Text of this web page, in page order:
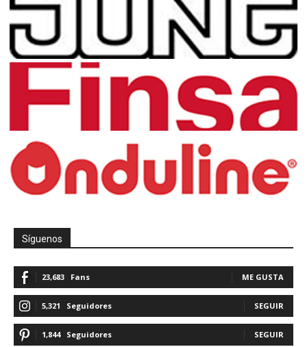
Síguenos
23,683 Fans ME GUSTA
5,321 Seguidores SEGUIR
1,844 Seguidores SEGUIR